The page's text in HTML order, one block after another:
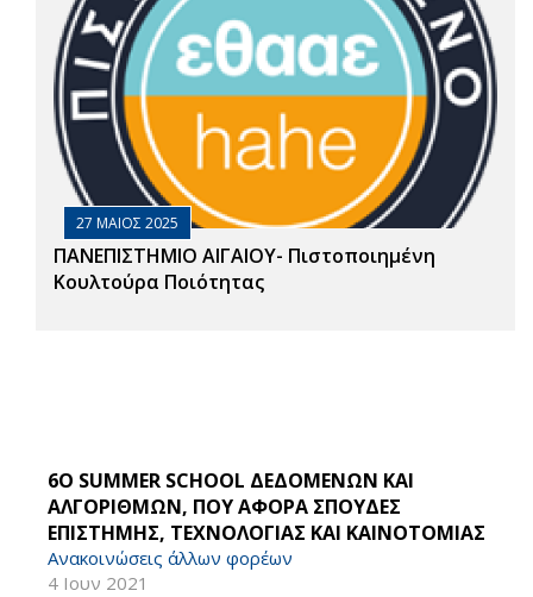
27 ΜΑΙΟΣ 2025
ΠΑΝΕΠΙΣΤΗΜΙΟ ΑΙΓΑΙΟΥ- Πιστοποιημένη
Κουλτούρα Ποιότητας
6Ο SUMMER SCHOOL ΔΕΔΟΜΕΝΩΝ ΚΑΙ
ΑΛΓΟΡΙΘΜΩΝ, ΠΟΥ ΑΦΟΡΑ ΣΠΟΥΔΕΣ
ΕΠΙΣΤΗΜΗΣ, ΤΕΧΝΟΛΟΓΙΑΣ ΚΑΙ ΚΑΙΝΟΤΟΜΙΑΣ
Ανακοινώσεις άλλων φορέων
4 Ιουν 2021